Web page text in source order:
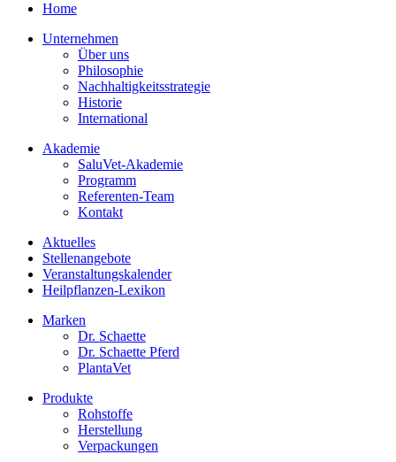
Home
Unternehmen
Über uns
Philosophie
Nachhaltigkeitsstrategie
Historie
International
Akademie
SaluVet-Akademie
Programm
Referenten-Team
Kontakt
Aktuelles
Stellenangebote
Veranstaltungskalender
Heilpflanzen-Lexikon
Marken
Dr. Schaette
Dr. Schaette Pferd
PlantaVet
Produkte
Rohstoffe
Herstellung
Verpackungen